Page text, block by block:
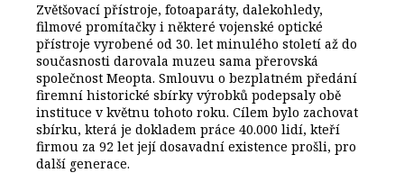
Zvětšovací přístroje, fotoaparáty, dalekohledy,
filmové promítačky i některé vojenské optické
přístroje vyrobené od 30. let minulého století až do
současnosti darovala muzeu sama přerovská
společnost Meopta. Smlouvu o bezplatném předání
firemní historické sbírky výrobků podepsaly obě
instituce v květnu tohoto roku. Cílem bylo zachovat
sbírku, která je dokladem práce 40.000 lidí, kteří
firmou za 92 let její dosavadní existence prošli, pro
další generace.